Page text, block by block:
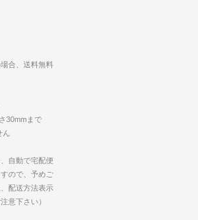
合、送料無料
30mmまで
ん
自動で宅配便
ので、予めご
配送方法表示
意下さい）